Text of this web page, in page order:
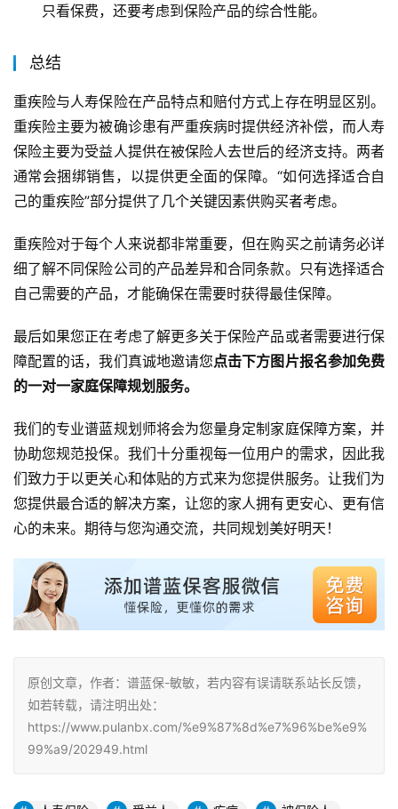
只看保费，还要考虑到保险产品的综合性能。
总结
重疾险与人寿保险在产品特点和赔付方式上存在明显区别。
重疾险主要为被确诊患有严重疾病时提供经济补偿，而人寿
保险主要为受益人提供在被保险人去世后的经济支持。两者
通常会捆绑销售，以提供更全面的保障。“如何选择适合自
己的重疾险”部分提供了几个关键因素供购买者考虑。
重疾险对于每个人来说都非常重要，但在购买之前请务必详
细了解不同保险公司的产品差异和合同条款。只有选择适合
自己需要的产品，才能确保在需要时获得最佳保障。
最后如果您正在考虑了解更多关于保险产品或者需要进行保
障配置的话，我们真诚地邀请您点击下方图片报名参加免费
的一对一家庭保障规划服务。
我们的专业谱蓝规划师将会为您量身定制家庭保障方案，并
协助您规范投保。我们十分重视每一位用户的需求，因此我
们致力于以更关心和体贴的方式来为您提供服务。让我们为
您提供最合适的解决方案，让您的家人拥有更安心、更有信
心的未来。期待与您沟通交流，共同规划美好明天！
原创文章，作者：谱蓝保-敏敏，若内容有误请联系站长反馈，
如若转载，请注明出处：
https://www.pulanbx.com/%e9%87%8d%e7%96%be%e9%
99%a9/202949.html